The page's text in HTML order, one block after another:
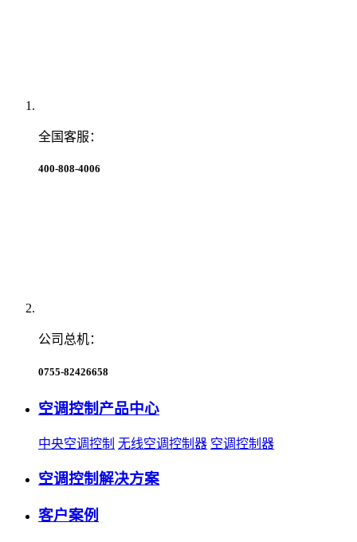
全国客服：
400-808-4006
公司总机：
0755-82426658
空调控制产品中心
中央空调控制 无线空调控制器 空调控制器
空调控制解决方案
客户案例